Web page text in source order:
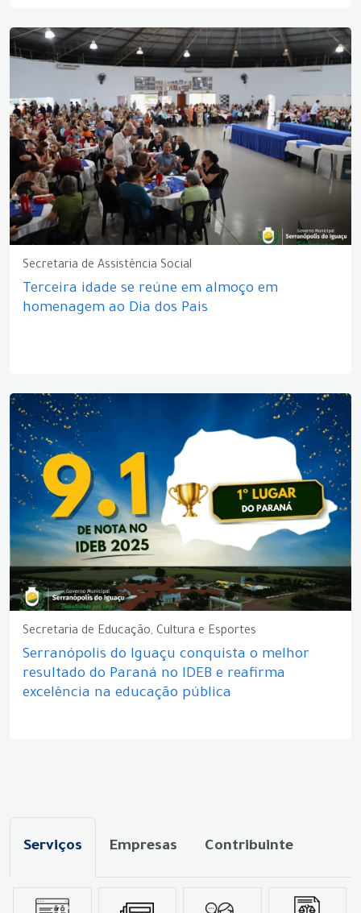
Secretaria de Assistência Social
Terceira idade se reúne em almoço em
homenagem ao Dia dos Pais
Secretaria de Educação, Cultura e Esportes
Serranópolis do Iguaçu conquista o melhor
resultado do Paraná no IDEB e reafirma
excelência na educação pública
Serviços Empresas Contribuinte